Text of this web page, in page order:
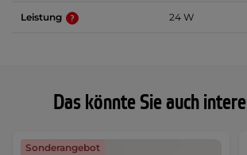
Das könnte Sie auch
Sonderangebot
Leistung 24 W